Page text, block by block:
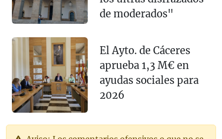
de moderados"
El Ayto. de Cáceres
aprueba 1,3 M€ en
ayudas sociales para
2026